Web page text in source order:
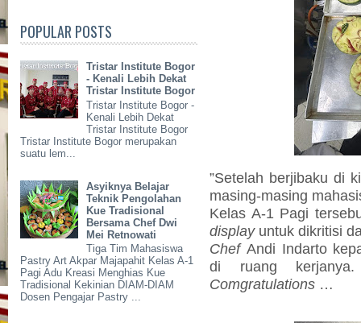
POPULAR POSTS
Tristar Institute Bogor
- Kenali Lebih Dekat
Tristar Institute Bogor
Tristar Institute Bogor -
Kenali Lebih Dekat
Tristar Institute Bogor
Tristar Institute Bogor merupakan
suatu lem...
Asyiknya Belajar
Teknik Pengolahan
Kue Tradisional
Bersama Chef Dwi
Mei Retnowati
Tiga Tim Mahasiswa
Pastry Art Akpar Majapahit Kelas A-1
Pagi Adu Kreasi Menghias Kue
Tradisional Kekinian DIAM-DIAM
Dosen Pengajar Pastry ...
”Setelah berjibaku di
masing-masing
Kelas A-1 Pagi
displayuntuk dikritisi
Chef Andi Indarto
di ruang
Comgratulations …